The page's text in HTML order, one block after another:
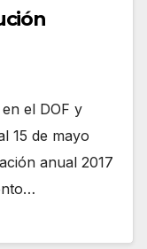
el DOF y
15 de mayo
anual 2017